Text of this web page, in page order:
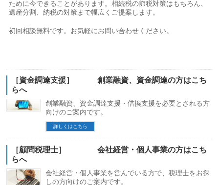
ために今できることがあります。相続税の節税対策はもちろん、
遺産分割、納税の対策まで幅広くご提案します。
初回相談無料です。お気軽にお問い合わせください。
［資金調達支援］ 創業融資、資金調達の方はこち
らへ
創業融資、資金調達支援・借換支援を必要とされる方
向けのご案内です。
詳しくはこちら
［顧問税理士］ 会社経営・個人事業の方はこち
らへ
会社経営・個人事業を営んでいる方で、税理士をお探
しの方向けのご案内です。